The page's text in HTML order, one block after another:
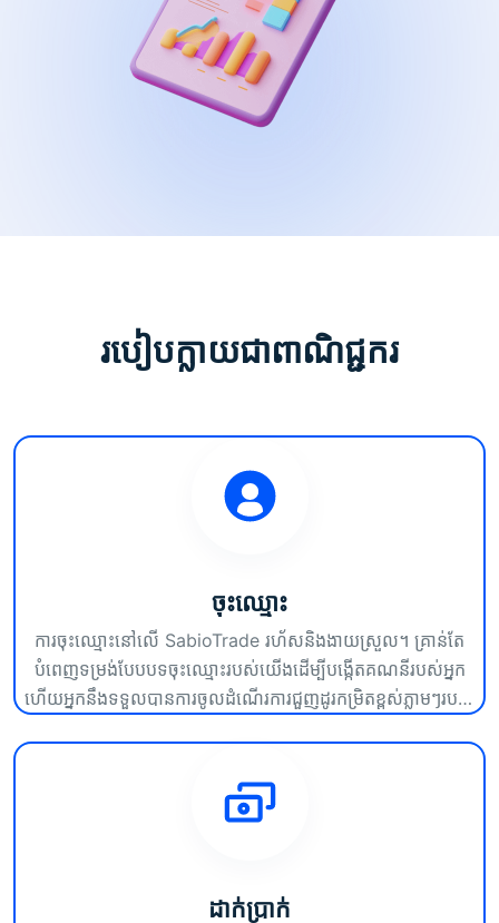
របៀបក្លាយជាពាណិជ្ជករ
ចុះ​ឈ្មោះ
ការចុះឈ្មោះនៅលើ SabioTrade រហ័សនិងងាយស្រួល។ គ្រាន់តែ
បំពេញទម្រង់បែបបទចុះឈ្មោះរបស់យើងដើម្បីបង្កើតគណនីរបស់អ្នក
ហើយអ្នកនឹងទទួលបានការចូលដំណើរការជួញដូរកម្រិតខ្ពស់ភ្លាមៗរបស់
ដាក់ប្រាក់